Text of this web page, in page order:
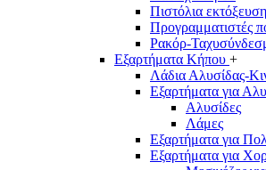
Πιστόλια
Προγραμματιστές
Ρακόρ-
Εξαρτήματα Κήπου +
Λάδια Αλυσίδας-
Εξαρτήματα για
Αλυσίδες
Λάμες
Εξαρτήματα για
Εξαρτήματα για